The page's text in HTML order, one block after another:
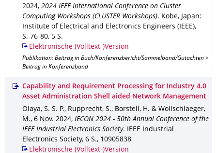
2024, 2024 IEEE International Conference on Cluster
Computing Workshops (CLUSTER Workshops). Kobe, Japan:
Institute of Electrical and Electronics Engineers (IEEE),
S. 76-80, 5 S.
Elektronische (Volltext-)Version
Publikation: Beitrag in Buch/Konferenzbericht/Sammelband/Gutachten >
Beitrag in Konferenzband
Capability and Requirement Processing for Industry 4.0
Asset Administration Shell aided Network Management
Olaya, S. S. P., Rupprecht, S., Borstell, H. & Wollschlaeger,
M., 6 Nov. 2024, IECON 2024 - 50th Annual Conference of the
IEEE Industrial Electronics Society.
IEEE Industrial
Electronics Society, 6 S., 10905838
Elektronische (Volltext-)Version